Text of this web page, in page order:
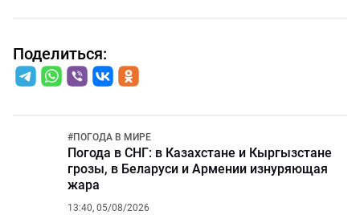
Поделиться:
#ПОГОДА В МИРЕ
Погода в СНГ: в Казахстане и Кыргызстане
грозы, в Беларуси и Армении изнуряющая
жара
13:40, 05/08/2026